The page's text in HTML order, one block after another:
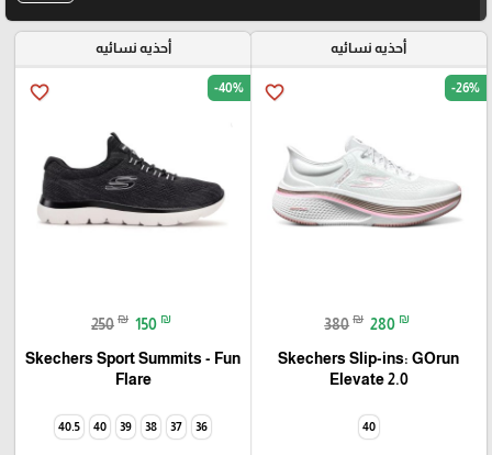
أحذيه نسائيه
favorite_border -26%
380 ₪ 280 ₪
Skechers Slip-ins: GOrun
Elevate 2.0
40
أحذيه نسائيه
favorite_border -40%
250 ₪ 150 ₪
Skechers Sport Summits - Fun
Flare‏
36
37
38
39
40
40.5